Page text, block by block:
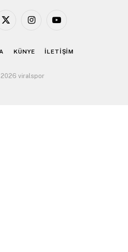
X
InstagramYouTube
KÜNYE İLETİŞİM
viralspor